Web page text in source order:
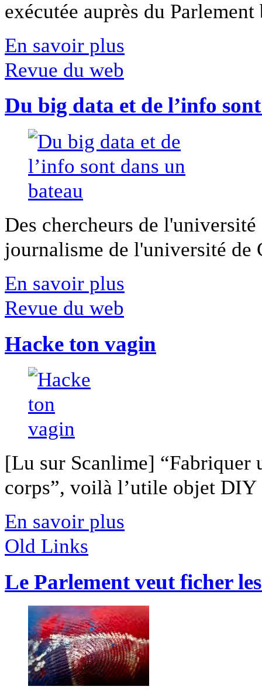
exécutée auprès du
En savoir plus
Revue du web
Du big data et de l’info
Des chercheurs de
journalisme de l'université
En savoir plus
Revue du web
Hacke ton vagin
[Lu sur Scanlime] “Fabriquer
corps”, voilà l’utile objet
En savoir plus
Old Links
Le Parlement veut ficher